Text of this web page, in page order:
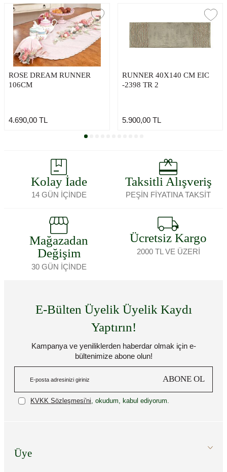
ROSE DREAM RUNNER
106CM
4.690,00 TL
RUNNER 40X140 CM EIC
-2398 TR 2
5.900,00TL
Kolay İade
14 GÜN İÇİNDE
Taksitli Alışveriş
PEŞİN FİYATINA TAKSİT
Mağazadan
Değişim
30 GÜN İÇİNDE
Ücretsiz Kargo
2000 TL VE ÜZERİ
E-Bülten Üyelik Üyelik Kaydı
Yaptırın!
Kampanya ve yeniliklerden haberdar olmak için e-
bültenimize abone olun!
ABONE OL
KVKK Sözleşmesi'ni , okudum, kabul ediyorum.
Üye